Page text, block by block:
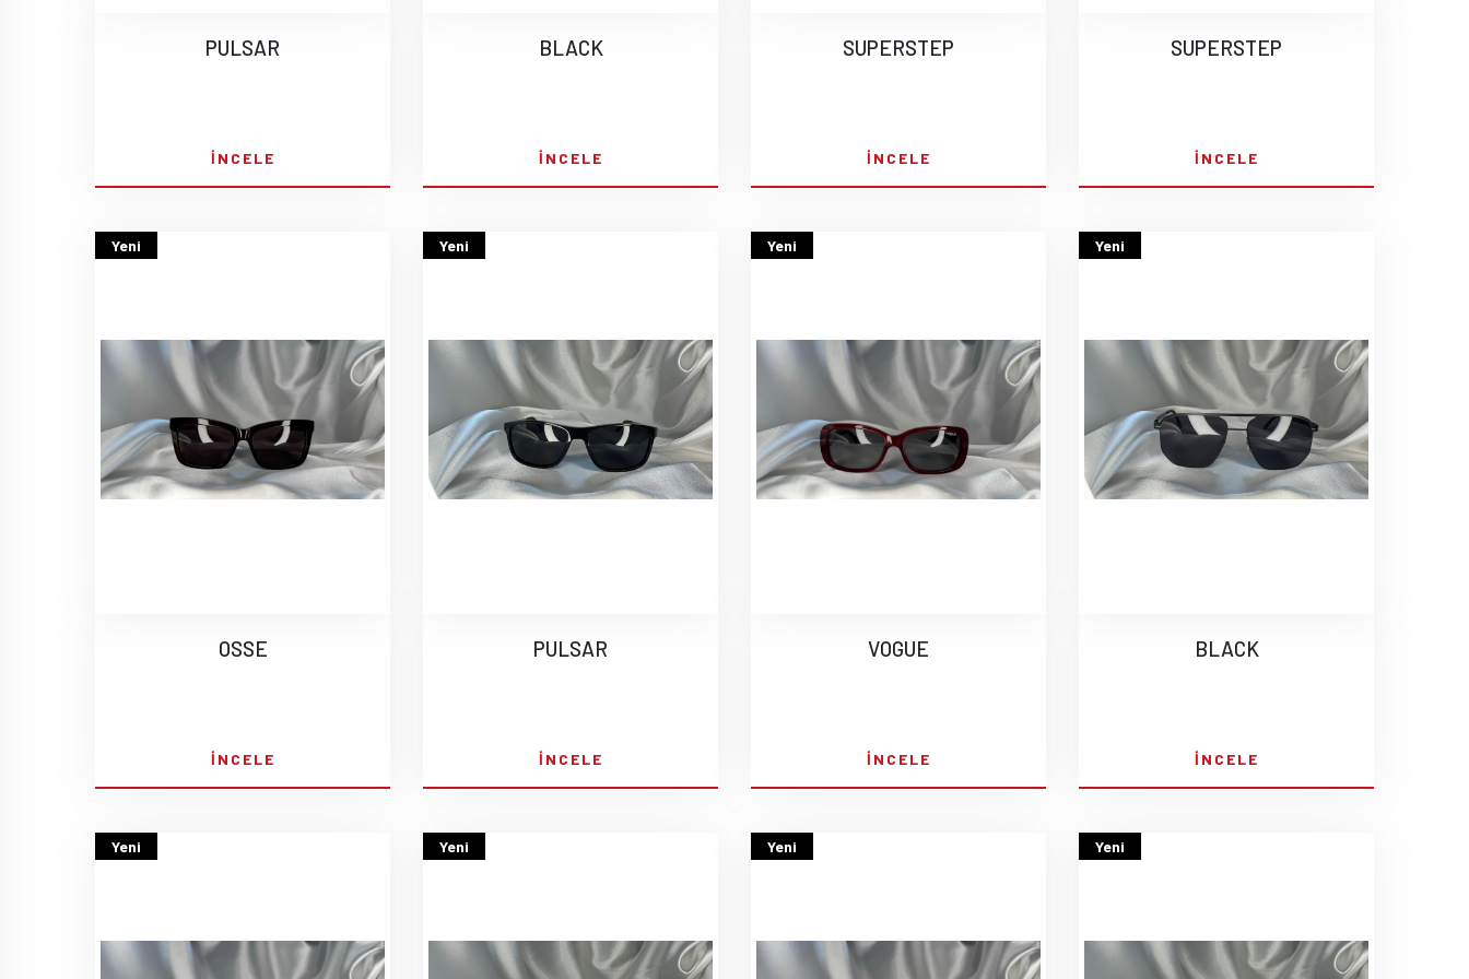
PULSAR
İNCELE
BLACK
İNCELE
SUPERSTEP
İNCELE
SUPERSTEP
İNCELE
Yeni
OSSE
İNCELE
Yeni
PULSAR
İNCELE
Yeni
VOGUE
İNCELE
Yeni
BLACK
İNCELE
Yeni Yeni Yeni Yeni